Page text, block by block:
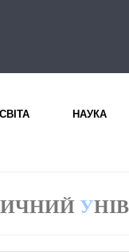
НАУКА
У